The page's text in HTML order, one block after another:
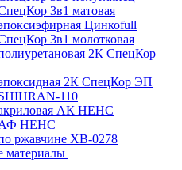
3в1 матовая
Цинкоfull
3в1 молотковая
2К СпецКор
2К СпецКор ЭП
110
АК НЕНС
АФ НЕНС
ржавчине ХВ-0278
материалы